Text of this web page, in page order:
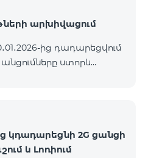
հասանելի
որտեղ դրանց
Այս փոփոխությունը
հարթակի
արխիվացում
ից դադարեցվում
անցումները ստորև
կդադարեցնի 2G ցանցի
և Լոռիում